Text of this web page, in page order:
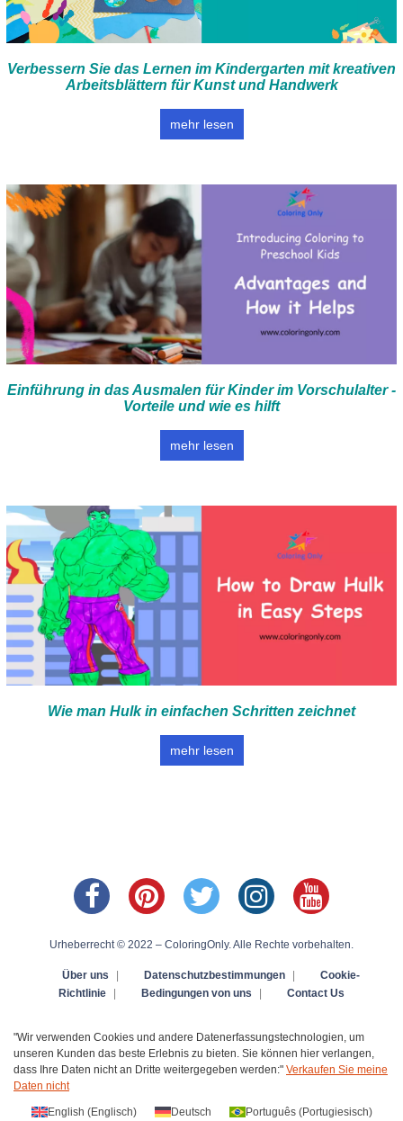
Verbessern Sie das Lernen im Kindergarten mit kreativen
Arbeitsblättern für Kunst und Handwerk
mehr lesen
Einführung in das Ausmalen für Kinder im Vorschulalter -
Vorteile und wie es hilft
mehr lesen
Wie man Hulk in einfachen Schritten zeichnet
mehr lesen
Urheberrecht © 2022 – ColoringOnly. Alle Rechte vorbehalten.
Über uns | Datenschutzbestimmungen |
Cookie-
Richtlinie
| Bedingungen von uns | Contact Us
"Wir verwenden Cookies und andere Datenerfassungstechnologien, um
unseren Kunden das beste Erlebnis zu bieten. Sie können hier verlangen,
dass Ihre Daten nicht an Dritte weitergegeben werden:" Verkaufen Sie meine
Daten nicht
English (Englisch) Deutsch Português(Portugiesisch)